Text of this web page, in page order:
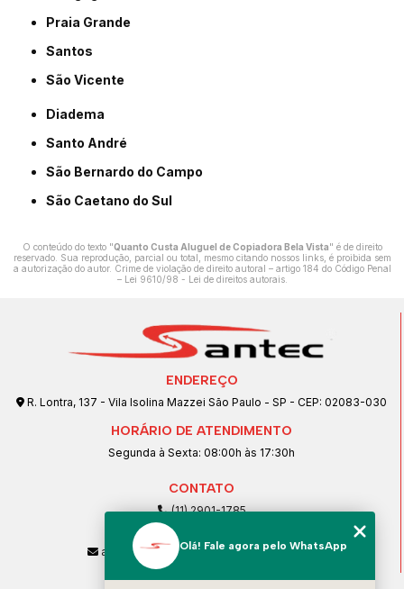
Praia Grande
Santos
São Vicente
Diadema
Santo André
São Bernardo do Campo
São Caetano do Sul
O conteúdo do texto "Quanto Custa Aluguel de Copiadora Bela Vista" é de direito
reservado. Sua reprodução, parcial ou total, mesmo citando nossos links, é proibida sem
a autorização do autor. Crime de violação de direito autoral – artigo 184 do Código Penal
– Lei 9610/98 - Lei de direitos autorais.
ENDEREÇO
R. Lontra, 137 - Vila Isolina Mazzei São Paulo - SP - CEP: 02083-030
HORÁRIO DE ATENDIMENTO
Segunda à Sexta: 08:00h às 17:30h
CONTATO
(11) 2901-1785
(11) 99239-1832
atendimento@santeccopiadoras.com.br
Olá! Fale agora pelo WhatsApp